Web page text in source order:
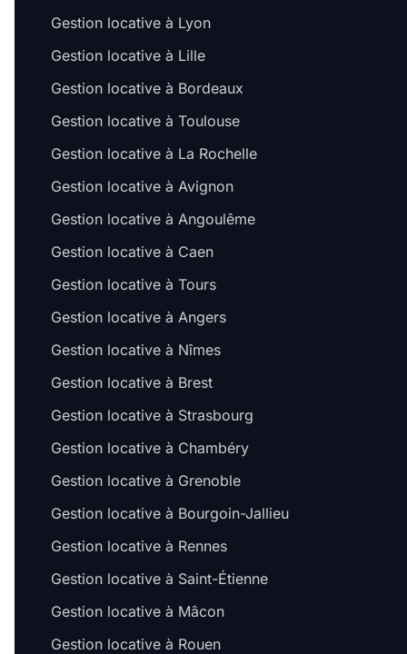
Gestion locative à Lyon
Gestion locative à Lille
Gestion locative à Bordeaux
Gestion locative à Toulouse
Gestion locative à La Rochelle
Gestion locative à Avignon
Gestion locative à Angoulême
Gestion locative à Caen
Gestion locative à Tours
Gestion locative à Angers
Gestion locative à Nîmes
Gestion locative à Brest
Gestion locative à Strasbourg
Gestion locative à Chambéry
Gestion locative à Grenoble
Gestion locative à Bourgoin-Jallieu
Gestion locative à Rennes
Gestion locative à Saint-Étienne
Gestion locative à Mâcon
Gestion locative à Rouen